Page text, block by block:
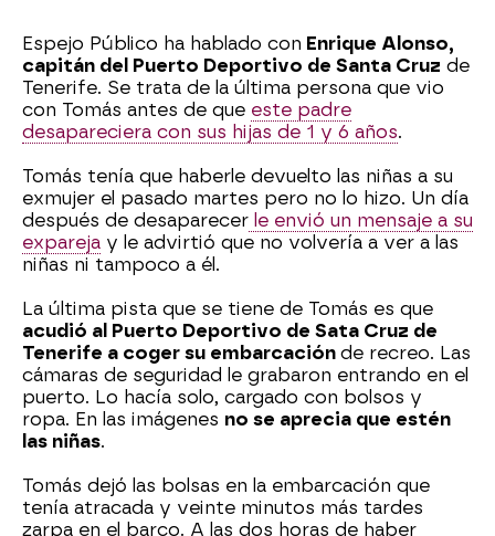
Espejo Público ha hablado con Enrique Alonso,
capitán del Puerto Deportivo de Santa Cruz de
Tenerife. Se trata de la última persona que vio
con Tomás antes de que este padre
desapareciera con sus hijas de 1 y 6 años.
Tomás tenía que haberle devuelto las niñas a su
exmujer el pasado martes pero no lo hizo. Un día
después de desaparecer le envió un mensaje a su
expareja y le advirtió que no volvería a ver a las
niñas ni tampoco a él.
La última pista que se tiene de Tomás es que
acudió al Puerto Deportivo de Sata Cruz de
Tenerife a coger su embarcación de recreo. Las
cámaras de seguridad le grabaron entrando en el
puerto. Lo hacía solo, cargado con bolsos y
ropa. En las imágenes no se aprecia que estén
las niñas.
Tomás dejó las bolsas en la embarcación que
tenía atracada y veinte minutos más tardes
zarpa en el barco. A las dos horas de haber